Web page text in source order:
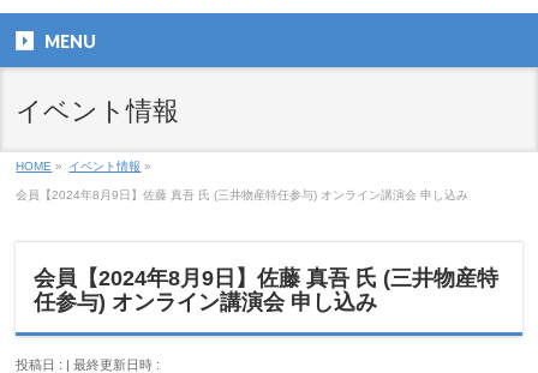
MENU
イベント情報
HOME » イベント情報 »
会員【2024年8月9日】佐藤 真吾 氏 (三井物産特任参与) オンライン講演会 申し込み
会員【2024年8月9日】佐藤 真吾 氏 (三井物産特
任参与) オンライン講演会 申し込み
投稿日 : 最終更新日時 :